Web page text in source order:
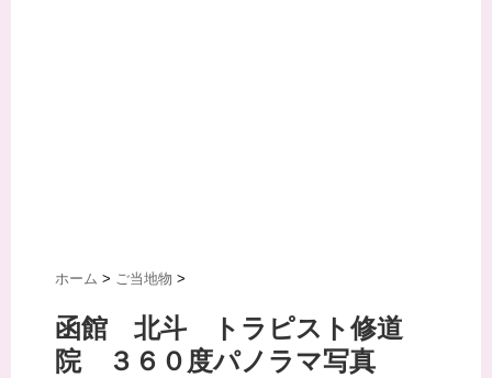
ホーム > ご当地物 >
函館 北斗 トラピスト修道
院 ３６０度パノラマ写真